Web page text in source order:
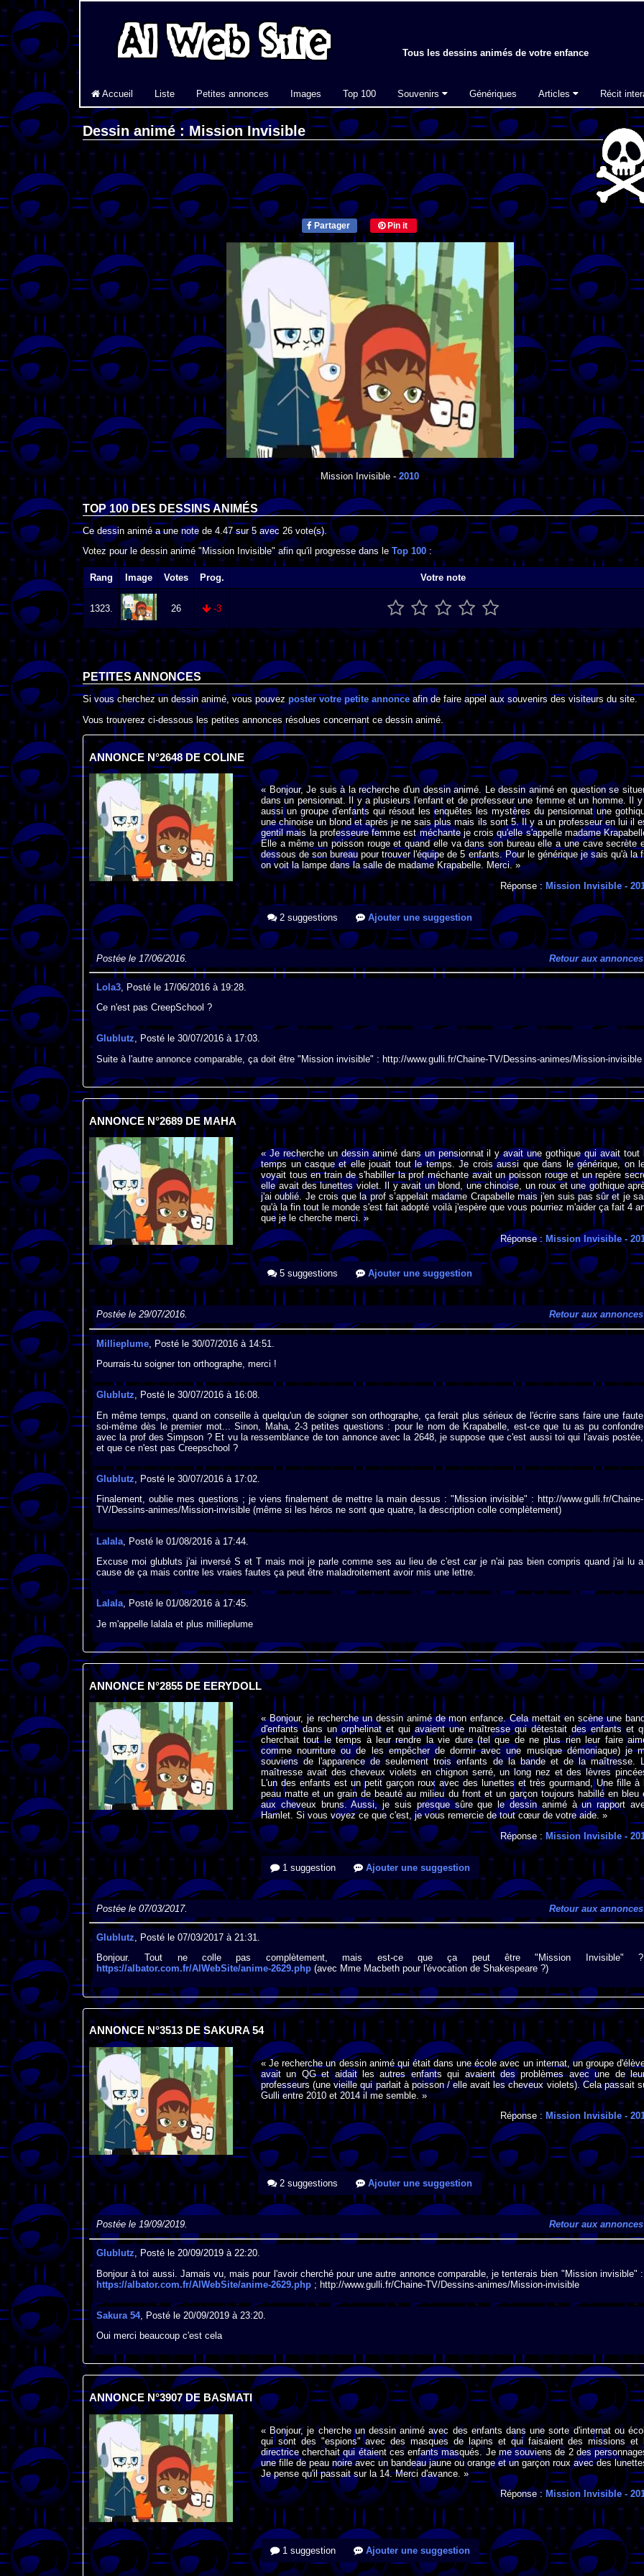
Tous les dessins animés de votre enfance
Accueil Liste Petites annonces Images Top 100 Souvenirs Génériques Articles Récit
Dessin animé : Mission Invisible
Partager Pin it
Mission Invisible-2010
TOP 100 DES DESSINS ANIMÉS
Ce dessin animé a une note de 4.47sur5 avec 26 vote(s).
Votez pour le dessin animé "Mission Invisible" afin qu'il progresse dans le Top 100:
Rang Image Votes Prog. Votre note
1323. 26 -3
PETITES ANNONCES
Si vous cherchez un dessin animé, vous pouvez poster votre petite annonceafin de faire appel aux souvenirs des visiteurs du site.
Vous trouverez ci-dessous les petites annonces résolues concernant ce dessin animé.
ANNONCE N°2648 DE COLINE
« Bonjour, Je suis à la recherche d'un dessin animé. Le dessin animé en question se
dans un pensionnat. Il y a plusieurs l'enfant et de professeur une femme et un homme. Il
aussi un groupe d'enfants qui résout les enquêtes les mystères du pensionnat une
une chinoise un blond et après je ne sais plus mais ils sont 5. Il y a un professeur en lui il
gentil mais la professeure femme est méchante je crois qu'elle s'appelle madame
Elle a même un poisson rouge et quand elle va dans son bureau elle a une cave secrète
dessous de son bureau pour trouver l'équipe de 5 enfants. Pour le générique je sais qu'à la
on voit la lampe dans la salle de madame Krapabelle. Merci. »
Réponse :Mission Invisible-
2 suggestions Ajouter une suggestion
Postée le 17/06/2016. Retour aux annonces
Lola3, Posté le 17/06/2016 à 19:28.
Ce n'est pas CreepSchool ?
Glublutz, Posté le 30/07/2016 à 17:03.
Suite à l'autre annonce comparable, ça doit être "Mission invisible" : http://www.gulli.fr/Chaine-TV/Dessins-animes/Mission-invisible
ANNONCE N°2689 DE MAHA
« Je recherche un dessin animé dans un pensionnat il y avait une gothique qui avait tout
temps un casque et elle jouait tout le temps. Je crois aussi que dans le générique, on
voyait tous en train de s'habiller la prof méchante avait un poisson rouge et un repère
elle avait des lunettes violet. Il y avait un blond, une chinoise, un roux et une gothique
j'ai oublié. Je crois que la prof s’appelait madame Crapabelle mais j'en suis pas sûr et je
qu'à la fin tout le monde s'est fait adopté voilà j'espère que vous pourriez m'aider ça fait 4
que je le cherche merci. »
Réponse : Mission Invisible-
5 suggestions Ajouter une suggestion
Postée le 29/07/2016. Retour aux annonces
Millieplume, Posté le 30/07/2016 à 14:51.
Pourrais-tu soigner ton orthographe, merci !
Glublutz, Posté le 30/07/2016 à 16:08.
En même temps, quand on conseille à quelqu'un de soigner son orthographe, ça ferait plus sérieux de l'écrire sans faire une faute
soi-même dès le premier mot... Sinon, Maha, 2-3 petites questions : pour le nom de Krapabelle, est-ce que tu as pu confondre
avec la prof des Simpson ? Et vu la ressemblance de ton annonce avec la 2648, je suppose que c'est aussi toi qui l'avais postée,
et que ce n'est pas Creepschool ?
Glublutz, Posté le 30/07/2016 à 17:02.
Finalement, oublie mes questions ; je viens finalement de mettre la main dessus : "Mission invisible" : http://www.gulli.fr/Chaine-
TV/Dessins-animes/Mission-invisible (même si les héros ne sont que quatre, la description colle complètement)
Lalala, Posté le 01/08/2016 à 17:44.
Excuse moi glubluts j'ai inversé S et T mais moi je parle comme ses au lieu de c'est car je n'ai pas bien compris quand j'ai lu a
cause de ça mais contre les vraies fautes ça peut être maladroitement avoir mis une lettre.
Lalala, Posté le 01/08/2016 à 17:45.
Je m'appelle lalala et plus millieplume
ANNONCE N°2855 DE EERYDOLL
« Bonjour, je recherche un dessin animé de mon enfance. Cela mettait en scène une
d'enfants dans un orphelinat et qui avaient une maîtresse qui détestait des enfants et
cherchait tout le temps à leur rendre la vie dure (tel que de ne plus rien leur faire
comme nourriture ou de les empêcher de dormir avec une musique démoniaque) je
souviens de l'apparence de seulement trois enfants de la bande et de la maîtresse.
maîtresse avait des cheveux violets en chignon serré, un long nez et des lèvres
L'un des enfants est un petit garçon roux avec des lunettes et très gourmand, Une fille à
peau matte et un grain de beauté au milieu du front et un garçon toujours habillé en bleu
aux cheveux bruns. Aussi, je suis presque sûre que le dessin animé à un rapport
Hamlet. Si vous voyez ce que c'est, je vous remercie de tout cœur de votre aide. »
Réponse :Mission Invisible-
1 suggestion Ajouter une suggestion
Postée le 07/03/2017. Retour aux annonces
Glublutz , Posté le 07/03/2017 à 21:31.
Bonjour. Tout ne colle pas complètement, mais est-ce que ça peut être "Mission Invisible" ?
https://albator.com.fr/AlWebSite/anime-2629.php(avec Mme Macbeth pour l'évocation de Shakespeare ?)
ANNONCE N°3513 DE SAKURA 54
« Je recherche un dessin animé qui était dans une école avec un internat, un groupe
avait un QG et aidait les autres enfants qui avaient des problèmes avec une de
professeurs (une vieille qui parlait à poisson / elle avait les cheveux violets). Cela passait
Gulli entre 2010 et 2014 il me semble. »
Réponse : Mission Invisible -
2 suggestions Ajouter une suggestion
Postée le 19/09/2019. Retour aux annonces
Glublutz, Posté le 20/09/2019 à 22:20.
Bonjour à toi aussi. Jamais vu, mais pour l'avoir cherché pour une autre annonce comparable, je tenterais bien "Mission invisible" :
https://albator.com.fr/AlWebSite/anime-2629.php; http://www.gulli.fr/Chaine-TV/Dessins-animes/Mission-invisible
Sakura 54, Posté le 20/09/2019 à 23:20.
Oui merci beaucoup c'est cela
ANNONCE N°3907 DE BASMATI
« Bonjour, je cherche un dessin animé avec des enfants dans une sorte d'internat ou
qui sont des "espions" avec des masques de lapins et qui faisaient des missions et
directrice cherchait qui étaient ces enfants masqués. Je me souviens de 2 des
une fille de peau noire avec un bandeau jaune ou orange et un garçon roux avec des
Je pense qu'il passait sur la 14. Merci d'avance. »
Réponse :Mission Invisible-
1 suggestion Ajouter une suggestion